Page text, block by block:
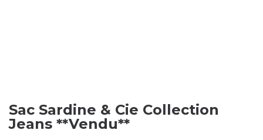
Sac Sardine & Cie Collection
Jeans **Vendu**